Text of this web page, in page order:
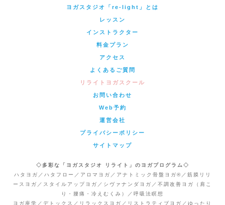
ヨガスタジオ「re-light」とは
レッスン
インストラクター
料金プラン
アクセス
よくあるご質問
リライトヨガスクール
お問い合わせ
Web予約
運営会社
プライバシーポリシー
サイトマップ
◇多彩な「ヨガスタジオ リライト」のヨガプログラム◇
ハタヨガ／ハタフロー／アロマヨガ／アナトミック骨盤ヨガ®／筋膜リリ
ースヨガ／スタイルアップヨガ／シヴァナンダヨガ／不調改善ヨガ（肩こ
り・腰痛・冷えむくみ）／呼吸法瞑想
ヨガ座学／デトックス／リラックスヨガ／リストラティブヨガ／ゆったり